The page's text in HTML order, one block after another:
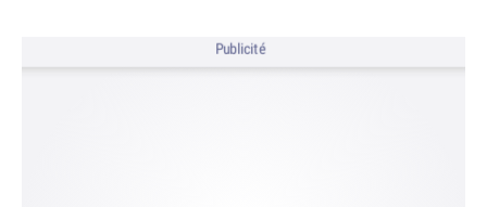
Publicité